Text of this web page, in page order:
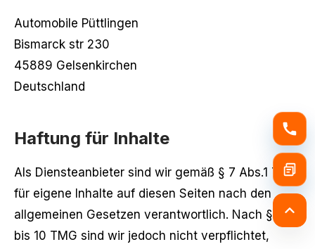
Automobile Püttlingen
Bismarck str 230
45889 Gelsenkirchen
Deutschland
Haftung für Inhalte
Als Diensteanbieter sind wir gemäß § 7 Abs.1 TMG
für eigene Inhalte auf diesen Seiten nach den
allgemeinen Gesetzen verantwortlich. Nach §§ 8
bis 10 TMG sind wir jedoch nicht verpflichtet,